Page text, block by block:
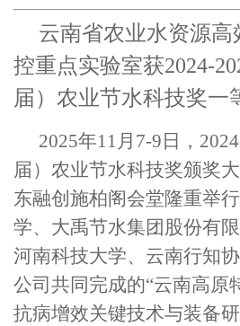
云南省农业水资源
控重点实验室获2024-
届）农业节水科技奖一
2025年11月7-9日，
届）农业节水科技奖颁奖
东融创施柏阁会堂隆重举
学、大禹节水集团股份有限
河南科技大学、云南行知
公司共同完成的“云南高原
抗病增效关键技术与装备